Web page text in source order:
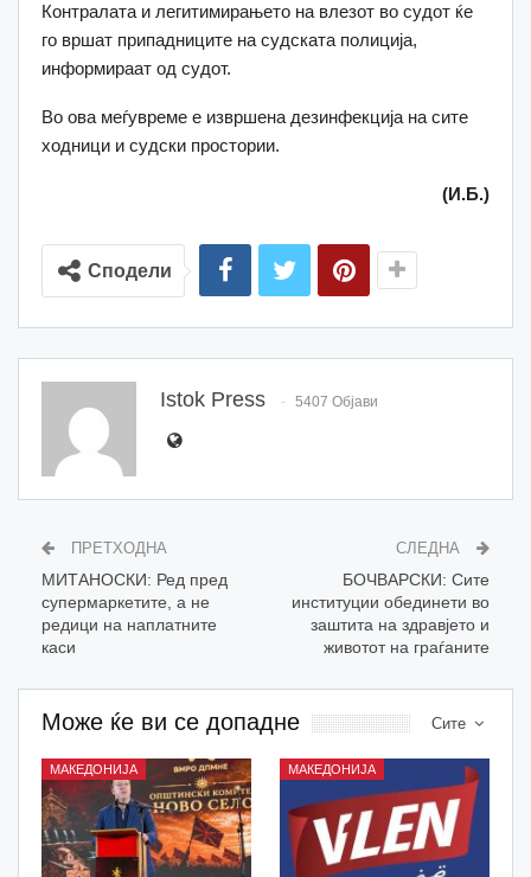
Контралата и легитимирањето на влезот во судот ќе
го вршат припадниците на судската полиција,
информираат од судот.
Во ова меѓувреме е извршена дезинфекција на сите
ходници и судски простории.
(И.Б.)
Сподели
Istok Press 5407 Објави
ПРЕТХОДНА
МИТАНОСКИ: Ред пред
супермаркетите, а не
редици на наплатните
каси
СЛЕДНА
БОЧВАРСКИ: Сите
институции обединети во
заштита на здравјето и
животот на граѓаните
Сите
Може ќе ви се допадне
МАКЕДОНИЈА МАКЕДОНИЈА